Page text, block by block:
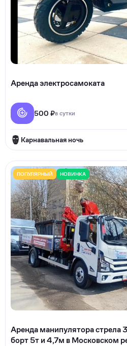
Аренда электросамоката
500 ₽в сутки
Карнавальная ночь
ПОПУЛЯРНЫЙ НОВИНКА
Аренда манипулятора стрела
борт 5т и 4,7м в Mocковcкoм